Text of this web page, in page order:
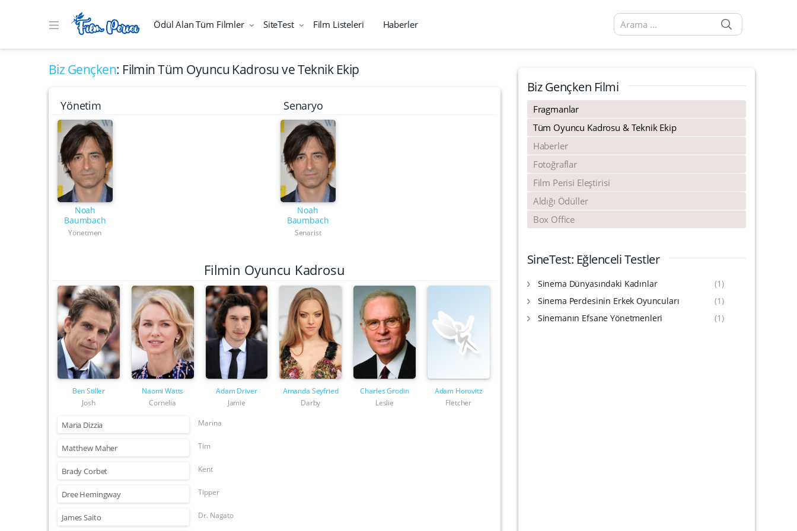
Ödül Alan Tüm Filmler SiteTest Film Listeleri Haberler
Arama sonuçları:
Biz Gençken: Filmin Tüm Oyuncu Kadrosu ve Teknik Ekip
Yönetim
Noah
Baumbach
Yönetmen
Senaryo
Noah
Baumbach
Senarist
Filmin Oyuncu Kadrosu
Ben Stiller
Josh
Naomi Watts
Cornelia
Adam Driver
Jamie
Amanda Seyfried
Darby
Charles Grodin
Leslie
Adam Horovitz
Fletcher
Maria Dizzia Marina
Matthew Maher Tim
Brady Corbet Kent
Dree Hemingway Tipper
James Saito Dr. Nagato
Biz Gençken Filmi
Fragmanlar
Tüm Oyuncu Kadrosu & Teknik Ekip
Haberler
Fotoğraflar
Film Perisi Eleştirisi
Aldığı Ödüller
Box Office
SineTest: Eğlenceli Testler
Sinema Dünyasındaki Kadınlar
(1)
Sinema Perdesinin Erkek Oyuncuları
(1)
Sinemanın Efsane Yönetmenleri
(1)